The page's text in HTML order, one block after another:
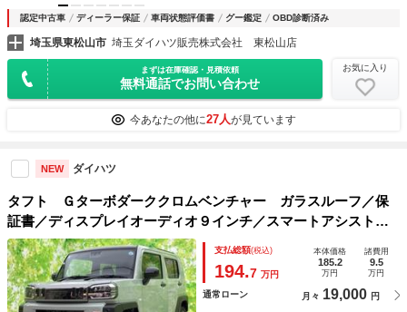
認定中古車 ディーラー保証 車両状態評価書 グー鑑定 OBD診断済み
埼玉県東松山市 埼玉ダイハツ販売株式会社 東松山店
まずは在庫確認・見積依頼
無料通話でお問い合わせ
お気に入り
今あなたの他に27人が見ています
NEW ダイハツ
タフト Ｇターボダーククロムベンチャー ガラスルーフ／保
証書／ディスプレイオーディオ９インチ／スマートアシスト
（トヨタ・ダイハツ）／シートヒーター 前席／パノラマモニ
ター／車線逸脱防止支援システム／届出済未使用車
支払総額(税込)
194.7 万円
本体価格
185.2
万円
諸費用
9.5
万円
通常ローン 月々 19,000 円